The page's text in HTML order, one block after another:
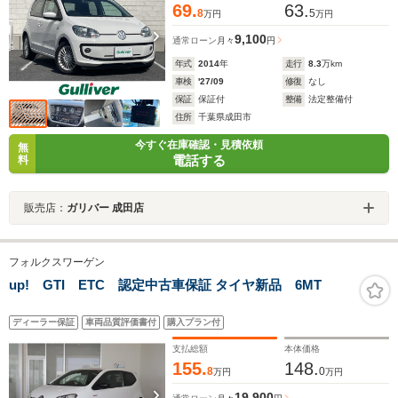
69.8万円 63.5万円
通常ローン 月々9,100円
年式 2014年 走行 8.3万km
車検
'27/09 修復
なし
保証
保証付 整備
法定整備付
住所
千葉県成田市
無
料
今すぐ在庫確認・見積依頼
電話する
販売店： ガリバー 成田店
フォルクスワーゲン
up! GTI ETC 認定中古車保証 タイヤ新品 6MT
ディーラー保証 車両品質評価書付 購入プラン付
支払総額
155.8万円
本体価格
148.0万円